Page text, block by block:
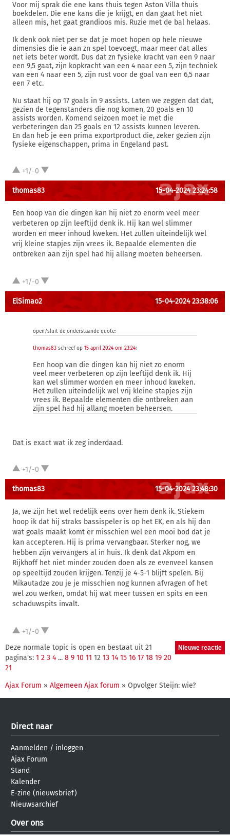
Voor mij sprak die ene kans thuis tegen Aston Villa thuis
boekdelen. Die ene kans die je krijgt, en dan gaat het niet
alleen mis, het gaat grandioos mis. Ruzie met de bal helaas.
Ik denk ook niet per se dat je moet hopen op hele nieuwe
dimensies die ie aan zn spel toevoegt, maar meer dat alles
net iets beter wordt. Dus dat zn fysieke kracht van een 9 naar
een 9,5 gaat, zijn kopkracht van een 4 naar een 5, zijn techniek
van een 4 naar een 5, zijn rust voor de goal van een 6,5 naar
een 7 etc.
Nu staat hij op 17 goals in 9 assists. Laten we zeggen dat dat,
gezien de tegenstanders die nog komen, 20 goals en 10
assists worden. Komend seizoen moet ie met die
verbeteringen dan 25 goals en 12 assists kunnen leveren.
En dan heb je een prima exportproduct die, zeker gezien zijn
fysieke eigenschappen, prima in Engeland past.
+1/-0
thomas83 15-04-2024 23:24:58
Een hoop van die dingen kan hij niet zo enorm veel meer
verbeteren op zijn leeftijd denk ik. Hij kan wel slimmer
worden en meer inhoud kweken. Het zullen uiteindelijk wel
vrij kleine stapjes zijn vrees ik. Bepaalde elementen die
ontbreken aan zijn spel had hij allang moeten beheersen.
+1/-0
ElSimao2 15-04-2024 23:38:06
open/sluit de onderstaande quote:
thomas83 schreef op 15 april 2024 om 23:24:
Een hoop van die dingen kan hij niet zo enorm
veel meer verbeteren op zijn leeftijd denk ik. Hij
kan wel slimmer worden en meer inhoud kweken.
Het zullen uiteindelijk wel vrij kleine stapjes zijn
vrees ik. Bepaalde elementen die ontbreken aan
zijn spel had hij allang moeten beheersen.
Dat is exact wat ik zeg inderdaad.
+1/-0
thomas83 15-04-2024 23:48:30
Ja, we zijn het wel redelijk eens over hem denk ik. Stiekem
hoop ik dat hij straks bassispeler is op het EK, en als hij dan
wat goals maakt komt er misschien wel een mooi bod dat je
kan accepteren. Hij is prima vervangbaar. Sterker nog, we
hebben zijn vervangers al in huis. Ik denk dat Akpom en
Rijkhoff het niet minder zouden doen als ze evenveel kansen
op speeltijd zouden krijgen. Tenzij je 4-5-1 blijft spelen. Bij
Mikautadze zou je je misschien nog kunnen afvragen of het
wel zou werken, omdat hij wat meer tussen en spits en een
schaduwspits invalt.
+1/-0
Deze normale topic is open en bestaat uit 21
pagina's: 1 2 3 4 ... 8 9 10 11 12 13 14 15 16 17 18 19 20
21
Ajax Forum » Algemeen Ajax forum » Opvolger Steijn: wie?
Direct naar
Aanmelden / inloggen
Ajax Forum
Stand
Kalender
E-zine (nieuwsbrief)
Nieuwsarchief
Over ons